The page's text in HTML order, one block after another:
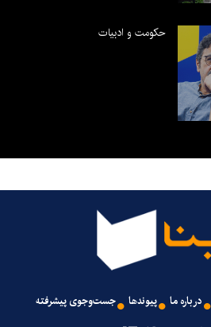
حکومت و ادبیات
درباره ما پیوندها جست‌وجوی پیشرفته